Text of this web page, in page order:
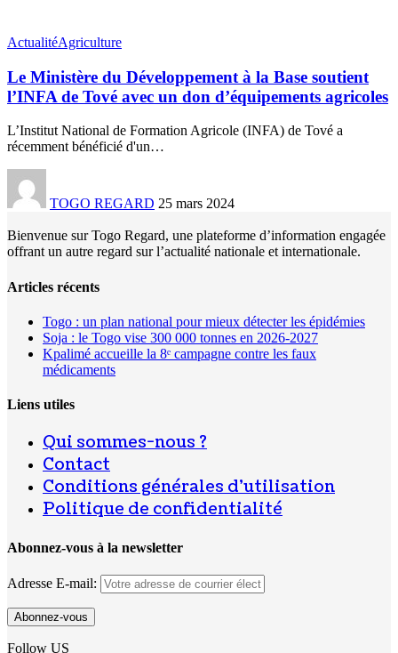
ActualitéAgriculture
Le Ministère du Développement à la Base soutient
l’INFA de Tové avec un don d’équipements agricoles
L’Institut National de Formation Agricole (INFA) de Tové a
récemment bénéficié d'un…
TOGO REGARD 25 mars 2024
Bienvenue sur Togo Regard, une plateforme d’information engagée
offrant un autre regard sur l’actualité nationale et internationale.
Articles récents
Togo : un plan national pour mieux détecter les épidémies
Soja : le Togo vise 300 000 tonnes en 2026-2027
Kpalimé accueille la 8ᵉ campagne contre les faux
médicaments
Liens utiles
Qui sommes-nous ?
Contact
Conditions générales d’utilisation
Politique de confidentialité
Abonnez-vous à la newsletter
Adresse E-mail:
Follow US